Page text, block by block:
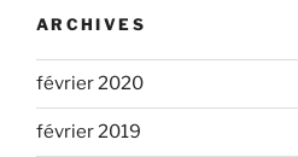
ARCHIVES
février 2020
février 2019